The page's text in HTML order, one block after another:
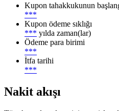
Kupon tahakkukunun
***
Kupon ödeme sıklığı
*** yılda zaman(lar)
Ödeme para birimi
***
İtfa tarihi
***
Nakit akışı